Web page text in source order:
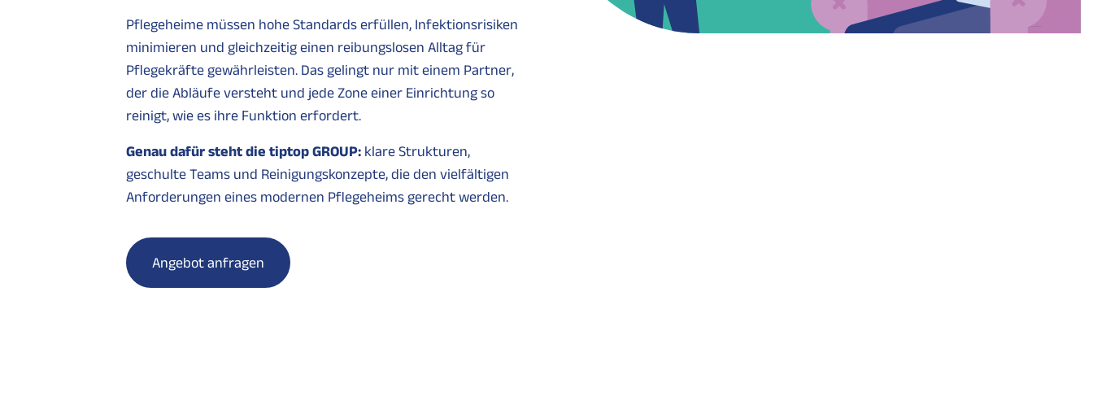
Pflegeheime müssen hohe Standards erfüllen, Infektionsrisiken
minimieren und gleichzeitig einen reibungslosen Alltag für
Pflegekräfte gewährleisten. Das gelingt nur mit einem Partner,
der die Abläufe versteht und jede Zone einer Einrichtung so
reinigt, wie es ihre Funktion erfordert.
Genau dafür steht die tiptop GROUP: klare Strukturen,
geschulte Teams und Reinigungskonzepte, die den vielfältigen
Anforderungen eines modernen Pflegeheims gerecht werden.
Angebot anfragen